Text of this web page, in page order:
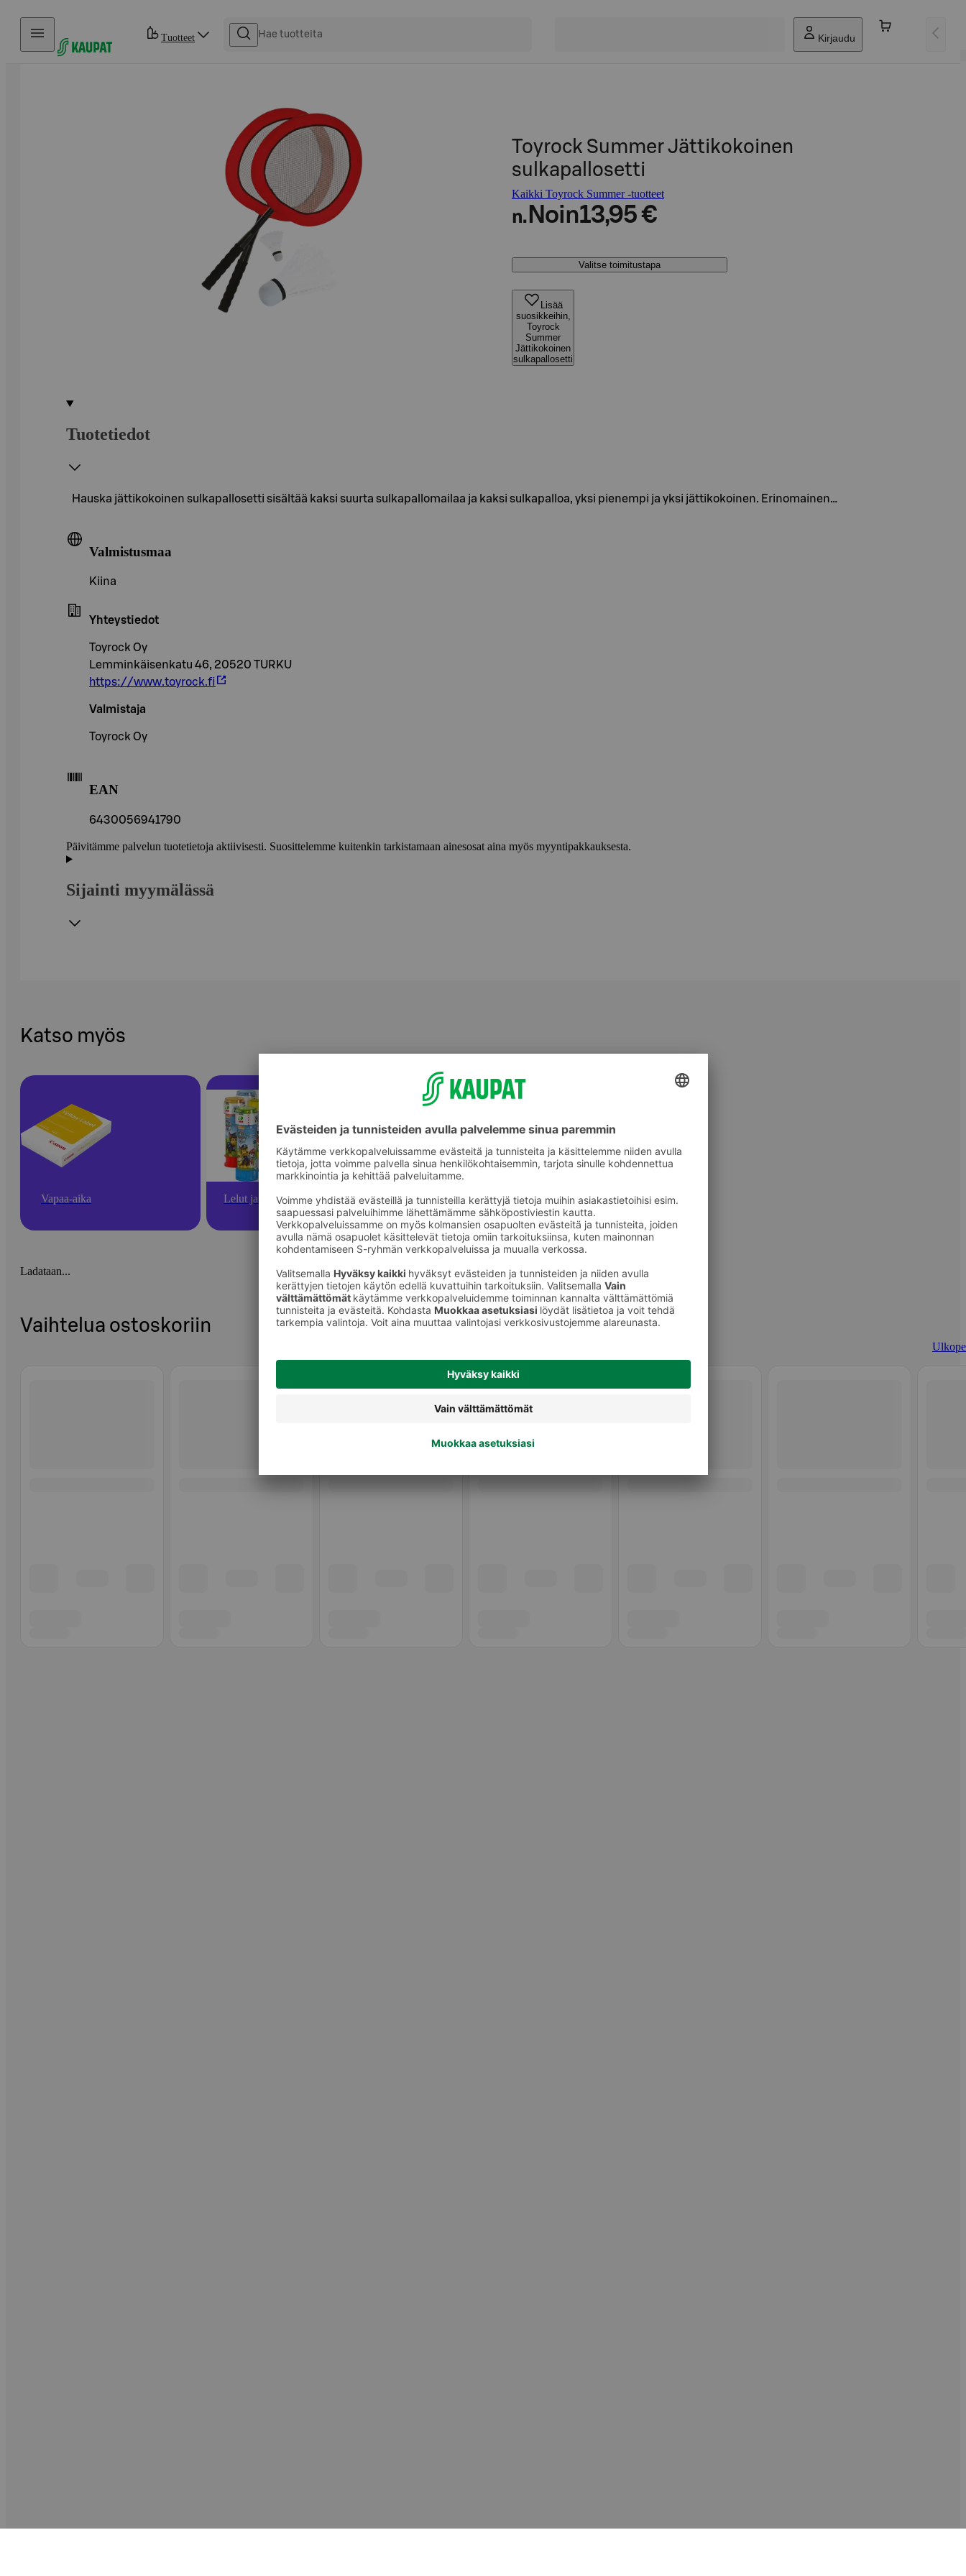
Hyppää sisältöön
Tuotteet Kirjaudu
Toyrock Summer Jättikokoinen
sulkapallosetti
Kaikki Toyrock Summer -tuotteet
n. Noin13,95 €
Valitse toimitustapa
Lisää
suosikkeihin,
Toyrock
Summer
Jättikokoinen
sulkapallosetti
Tuotetiedot
Hauska jättikokoinen sulkapallosetti sisältää kaksi suurta sulkapallomailaa ja kaksi sulkapalloa, yksi pienempi ja yksi jättikokoinen. Erinomainen…
Valmistusmaa
Kiina
Yhteystiedot
Toyrock Oy
Lemminkäisenkatu 46, 20520 TURKU
https://www.toyrock.fi
Valmistaja
Toyrock Oy
EAN
6430056941790
Päivitämme palvelun tuotetietoja aktiivisesti. Suosittelemme kuitenkin tarkistamaan ainesosat aina myös myyntipakkauksesta.
Sijainti myymälässä
Katso myös
Vapaa-aika Lelut ja pelit Ulkopelit
Ladataan...
Vaihtelua ostoskoriin